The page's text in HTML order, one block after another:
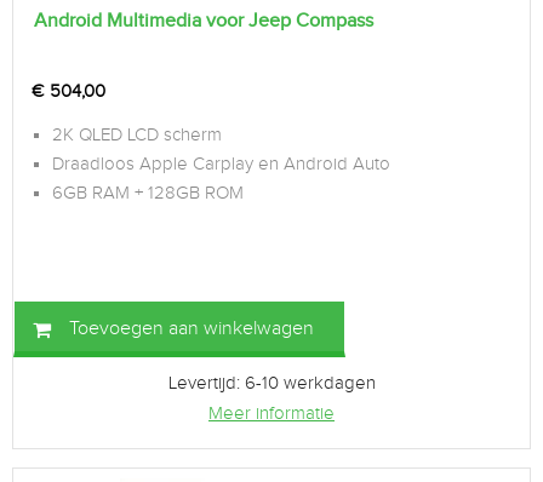
Android Multimedia voor Jeep Compass
€ 504,00
2K QLED LCD scherm
Draadloos Apple Carplay en Android Auto
6GB RAM + 128GB ROM
Toevoegen aan winkelwagen
Levertijd: 6-10 werkdagen
Meer informatie